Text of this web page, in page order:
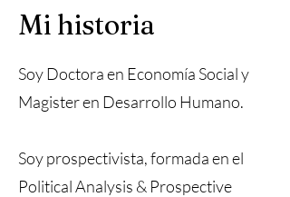
Mi historia
Soy Doctora en Economía Social y
Magister en Desarrollo Humano.
Soy prospectivista, formada en el
Political Analysis & Prospective